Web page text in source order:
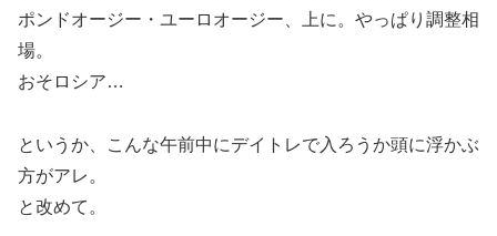
ポンドオージー・ユーロオージー、上に。やっぱり調整相
場。
おそロシア…
というか、こんな午前中にデイトレで入ろうか頭に浮かぶ
方がアレ。
と改めて。